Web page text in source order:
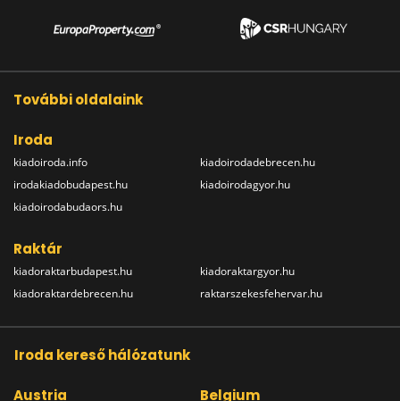
További oldalaink
Iroda
kiadoiroda.info
irodakiadobudapest.hu
kiadoirodabudaors.hu
kiadoirodadebrecen.hu
kiadoirodagyor.hu
Raktár
kiadoraktarbudapest.hu
kiadoraktardebrecen.hu
kiadoraktargyor.hu
raktarszekesfehervar.hu
Iroda kereső hálózatunk
Austria Belgium